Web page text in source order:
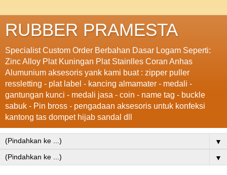
RUBBER PRAMESTA
Specialist Custom Order Berbahan Dasar Logam Seperti:
Zinc Alloy Plat Kuningan Plat Stainlles Coran Anhas
Alumunium aksesoris yank kami buat : zipper puller
ressletting - plat label - kancing almamater - medali -
gantungan kunci - medali jasa - coin - name tag - buckle
sabuk - Pin bross - pengadaan aksesoris untuk konfeksi
kantong tas dompet hijab sandal dll
▼
▼